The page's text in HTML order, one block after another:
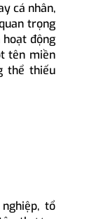
cá nhân,
trọng
động
tên miền
thể thiếu
tổ